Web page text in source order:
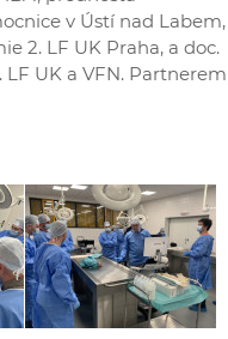
v Ústí nad Labem,
2. LF UK Praha, a doc.
UK a VFN. Partnerem